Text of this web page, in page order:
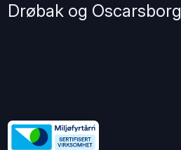
Drøbak og Oscarsborg